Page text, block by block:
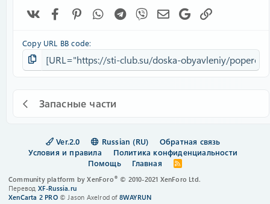
FacebookPinterestWhatsAppTelegram
Viber Электронная почта
Google
Copy URL BB code
Запасные части
Ver.2.0 Russian (RU)
Обратная связь
Условия и правила
Политика конфиденциальности
Помощь
Главная
R
S
Community platform by XenForo® © 2010-2021 XenForo Ltd.
Перевод XF-Russia.ru
XenCarta 2 PRO© Jason Axelrod of 8WAYRUN